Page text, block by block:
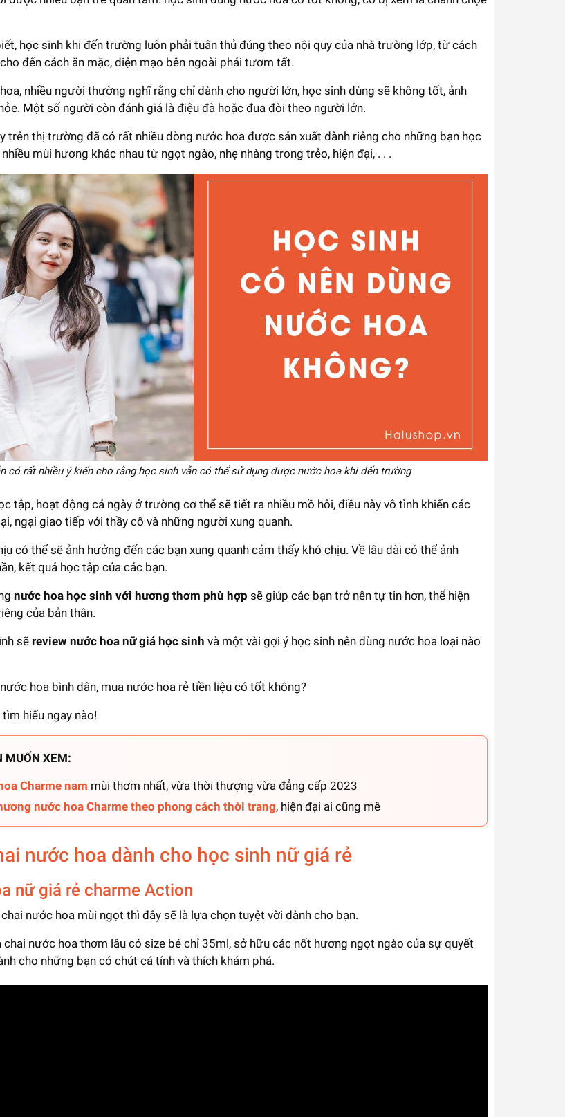
học sinh khi đến trường luôn phải tuân thủ đúng theo nội quy của nhà trường lớp, từ cách
đến cách ăn mặc, diện mạo bên ngoài phải tươm tất.
nhiều người thường nghĩ rằng chỉ dành cho người lớn, học sinh dùng sẽ không tốt, ảnh
Một số người còn đánh giá là điệu đà hoặc đua đòi theo người lớn.
trên thị trường đã có rất nhiều dòng nước hoa được sản xuất dành riêng cho những bạn học
mùi hương khác nhau từ ngọt ngào, nhẹ nhàng trong trẻo, hiện đại, . . .
có rất nhiều ý kiến cho rằng học sinh vẫn có thể sử dụng được nước hoa khi đến trường
tập, hoạt động cả ngày ở trường cơ thể sẽ tiết ra nhiều mồ hôi, điều này vô tình khiến các
ngại giao tiếp với thầy cô và những người xung quanh.
có thể sẽ ảnh hưởng đến các bạn xung quanh cảm thấy khó chịu. Về lâu dài có thể ảnh
kết quả học tập của các bạn.
nước hoa học sinh với hương thơm phù hợp sẽ giúp các bạn trở nên tự tin hơn, thể hiện
của bản thân.
sẽ review nước hoa nữ giá học sinh và một vài gợi ý học sinh nên dùng nước hoa loại nào
hoa bình dân, mua nước hoa rẻ tiền liệu có tốt không?
hiểu ngay nào!
MUỐN XEM:
Charme nam mùi thơm nhất, vừa thời thượng vừa đẳng cấp 2023
nước hoa Charme theo phong cách thời trang, hiện đại ai cũng mê
nước hoa dành cho học sinh nữ giá rẻ
nữ giá rẻ charme Action
nước hoa mùi ngọt thì đây sẽ là lựa chọn tuyệt vời dành cho bạn.
chai nước hoa thơm lâu có size bé chỉ 35ml, sở hữu các nốt hương ngọt ngào của sự quyết
cho những bạn có chút cá tính và thích khám phá.